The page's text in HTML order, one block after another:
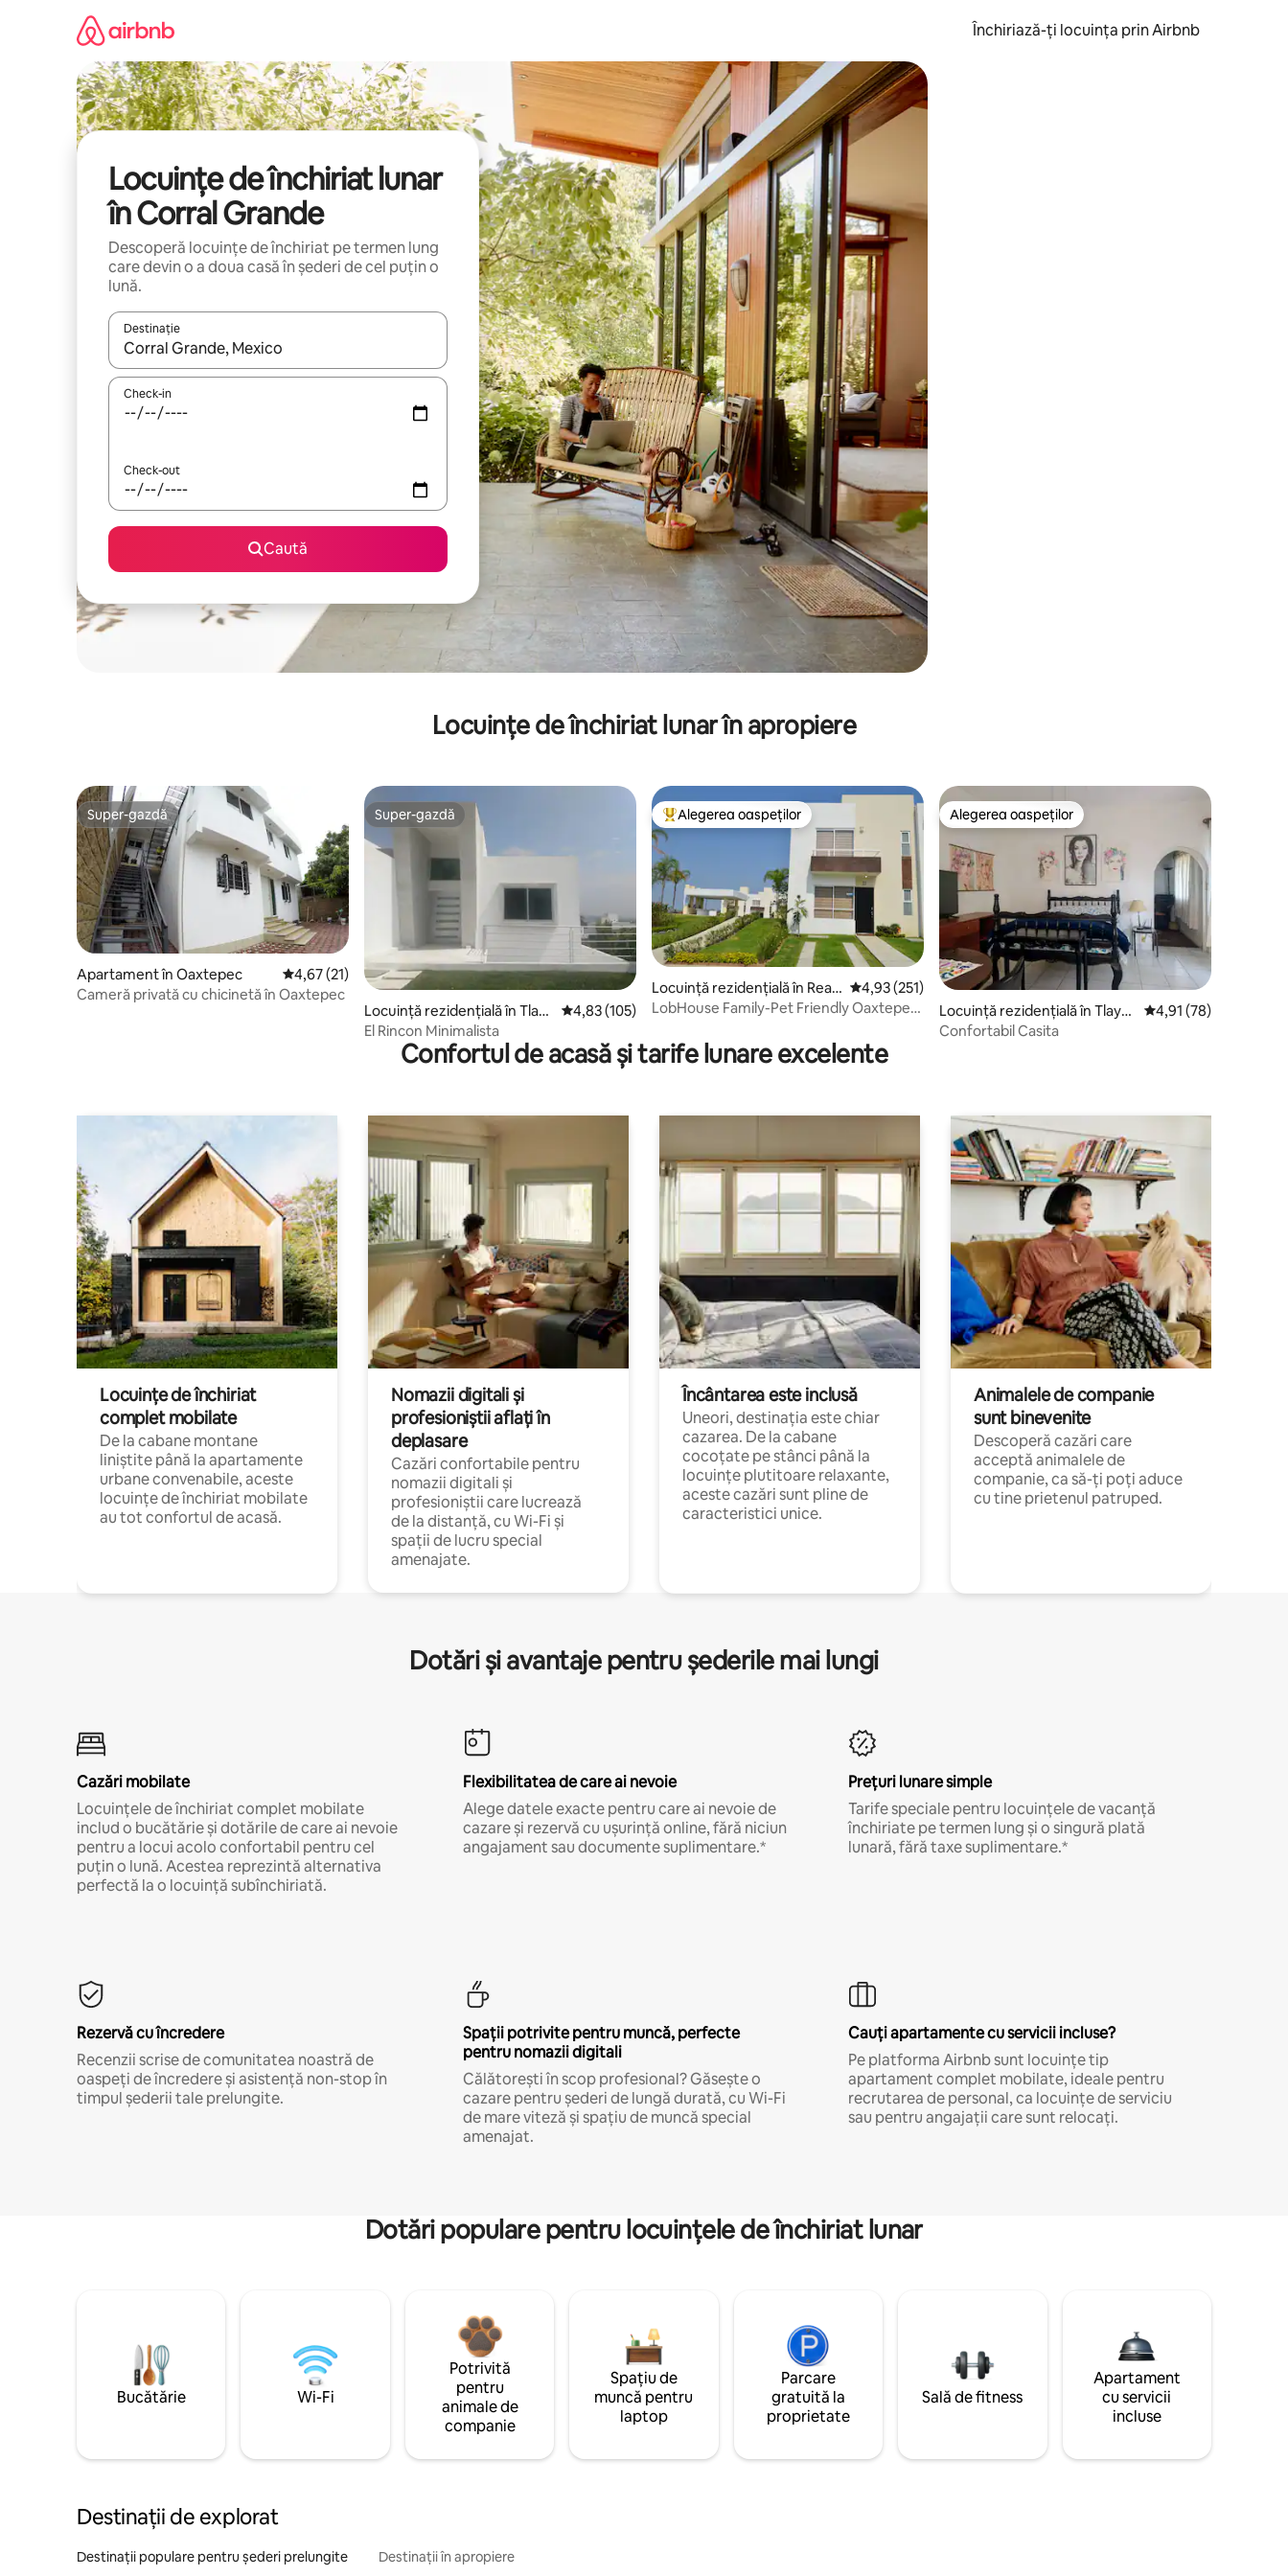
Închiriază-ți locuința prin Airbnb
Locuințe de închiriat lunar
în Corral Grande
Descoperă locuințe de închiriat pe termen lung
care devin o a doua casă în șederi de cel puțin o
lună.
Destinație
Când se încarcă rezultatele, navighează folosind tastele săgeată în sus și în jos sau prin gesturi de atingere ori glisare.
Check-in
Check-out
Caută
Locuințe de închiriat lunar în apropiere
Super-gazdă
Super-gazdă
Apartament în Oaxtepec Scor mediu de 4,67 din 5, 21 recenzii
4,67 (21)
Cameră privată cu chicinetă în Oaxtepec
Super-gazdă
Super-gazdă
Locuință rezidențială în Tlaya
capan
Scor mediu de 4,83 din 5, 105 recenzii
4,83 (105)
El Rincon Minimalista
Locuință din topul categoriei Alegerea oaspeților
Alegerea oaspeților
Locuință rezidențială în Real
de Oaxtepec
Scor mediu de 4,93 din 5, 251 recenzii
4,93 (251)
LobHouse Family-Pet Friendly Oaxtepec
Alegerea oaspeților
Alegerea oaspeților
Locuință rezidențială în Tlayac
apan
Scor mediu de 4,91
4,91 (78)
Confortabil Casita
Confortul de acasă și tarife lunare excelente
Locuințe de închiriat
complet mobilate
De la cabane montane
liniștite până la apartamente
urbane convenabile, aceste
locuințe de închiriat mobilate
au tot confortul de acasă.
Nomazii digitali și
profesioniștii aflați în
deplasare
Cazări confortabile pentru
nomazii digitali și
profesioniștii care lucrează
de la distanță, cu Wi-Fi și
spații de lucru special
amenajate.
Încântarea este inclusă
Uneori, destinația este chiar
cazarea. De la cabane
cocoțate pe stânci până la
locuințe plutitoare relaxante,
aceste cazări sunt pline de
caracteristici unice.
Animalele de companie
sunt binevenite
Descoperă cazări care
acceptă animalele de
companie, ca să-ți poți aduce
cu tine prietenul patruped.
Dotări și avantaje pentru șederile mai lungi
Cazări mobilate
Locuințele de închiriat complet mobilate
includ o bucătărie și dotările de care ai nevoie
pentru a locui acolo confortabil pentru cel
puțin o lună. Acestea reprezintă alternativa
perfectă la o locuință subînchiriată.
Flexibilitatea de care ai nevoie
Alege datele exacte pentru care ai nevoie de
cazare și rezervă cu ușurință online, fără niciun
angajament sau documente suplimentare.*
Prețuri lunare simple
Tarife speciale pentru locuințele de vacanță
închiriate pe termen lung și o singură plată
lunară, fără taxe suplimentare.*
Rezervă cu încredere
Recenzii scrise de comunitatea noastră de
oaspeți de încredere și asistență non-stop în
timpul șederii tale prelungite.
Spații potrivite pentru muncă, perfecte
pentru nomazii digitali
Călătorești în scop profesional? Găsește o
cazare pentru șederi de lungă durată, cu Wi-Fi
de mare viteză și spațiu de muncă special
amenajat.
Cauți apartamente cu servicii incluse?
Pe platforma Airbnb sunt locuințe tip
apartament complet mobilate, ideale pentru
recrutarea de personal, ca locuințe de serviciu
sau pentru angajații care sunt relocați.
Dotări populare pentru locuințele de închiriat lunar
Bucătărie Wi-Fi
Potrivită
pentru
animale de
companie
Spațiu de
muncă pentru
laptop
Parcare
gratuită la
proprietate
Sală de fitness
Apartament
cu servicii
incluse
Destinații de explorat
Destinații populare pentru șederi prelungite Destinații în apropiere